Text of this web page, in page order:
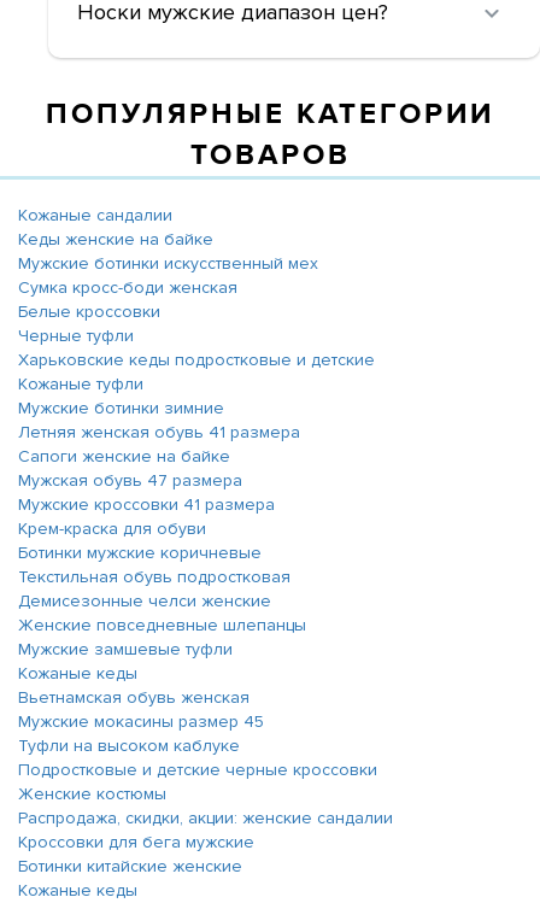
Носки мужские диапазон цен?
ПОПУЛЯРНЫЕ КАТЕГОРИИ
ТОВАРОВ
Кожаные сандалии
Кеды женские на байке
Мужские ботинки искусственный мех
Сумка кросс-боди женская
Белые кроссовки
Черные туфли
Харьковские кеды подростковые и детские
Кожаные туфли
Мужские ботинки зимние
Летняя женская обувь 41 размера
Сапоги женские на байке
Мужская обувь 47 размера
Мужские кроссовки 41 размера
Крем-краска для обуви
Ботинки мужские коричневые
Текстильная обувь подростковая
Демисезонные челси женские
Женские повседневные шлепанцы
Мужские замшевые туфли
Кожаные кеды
Вьетнамская обувь женская
Мужские мокасины размер 45
Туфли на высоком каблуке
Подростковые и детские черные кроссовки
Женские костюмы
Распродажа, скидки, акции: женские сандалии
Кроссовки для бега мужские
Ботинки китайские женские
Кожаные кеды